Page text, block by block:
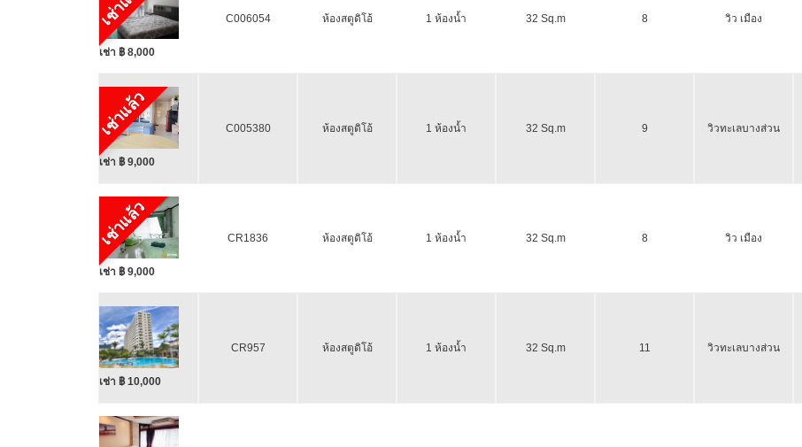
เช่า ฿ 8,000
C006054 ห้องสตูดิโอ้ 1 ห้องน้ำ 32 Sq.m 8 วิว เมือง
เช่าแล้ว
เช่า ฿ 9,000
C005380 ห้องสตูดิโอ้ 1 ห้องน้ำ 32 Sq.m 9 วิวทะเลบางส่วน
เช่าแล้ว
เช่า ฿ 9,000
CR1836 ห้องสตูดิโอ้ 1 ห้องน้ำ 32 Sq.m 8 วิว เมือง
เช่า ฿ 10,000
CR957 ห้องสตูดิโอ้ 1 ห้องน้ำ 32 Sq.m 11 วิวทะเลบางส่วน